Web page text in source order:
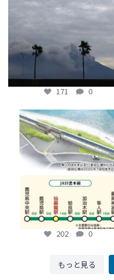
171 0
【鹿児島観光トピックス】〜鹿児
央駅から約8分!! 「仙巌園駅」誕
...
202 0
202 0
もっと見る